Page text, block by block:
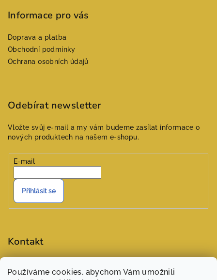
Používáme cookies, abychom Vám umožnili
Informace pro vás
Doprava a platba
Obchodní podmínky
Ochrana osobních údajů
Odebírat newsletter
Vložte svůj e-mail a my vám budeme zasílat informace o
nových produktech na našem e-shopu.
E-mail
Přihlásit se
Kontakt
777551848 (Šárka)